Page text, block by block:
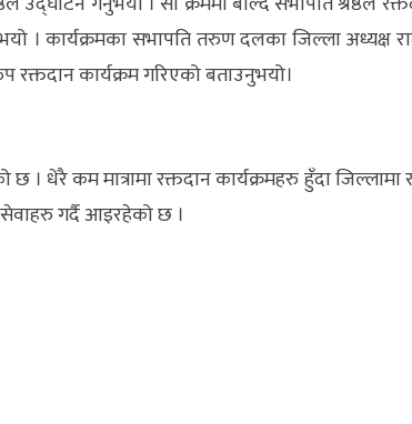
। कार्यक्रमका सभापति तरुण दलका जिल्ला अध्यक्ष
कार्यक्रम गरिएको बताउनुभयो।
कम मात्रामा रक्तदान कार्यक्रमहरु हुँदा जिल्लामा
गर्दै आइरहेको छ ।